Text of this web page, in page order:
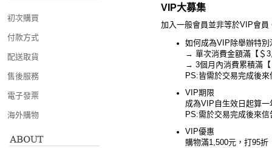
初次購買
付款方式
配送取貨
售後服務
電子發票
海外購物
VIP大募集
加入一般會員並非等於VIP會員
如何成為VIP除舉辦特別
→ 單次消費金額滿【＄
→ 3個月內消費累積滿
PS:皆需於交易完成後
VIP期限
成為VIP自生效日起算
PS:需於交易完成後來
VIP優惠
購物滿1,500元，打95折